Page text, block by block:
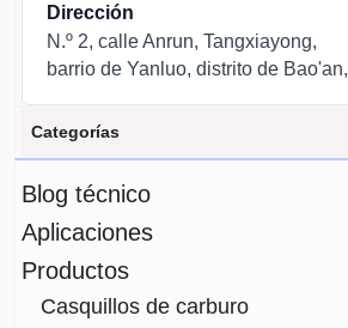
Dirección
N.º 2, calle Anrun, Tangxiayong,
barrio de Yanluo, distrito de Bao'an,
Categorías
Blog técnico
Aplicaciones
Productos
Casquillos de carburo